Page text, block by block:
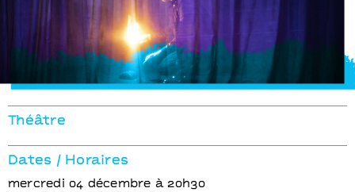
Supernova
Thomas Pondevie
Jack London
George Orwell
Théâtre
Dates / Horaires
mercredi 04 décembre à 20h30